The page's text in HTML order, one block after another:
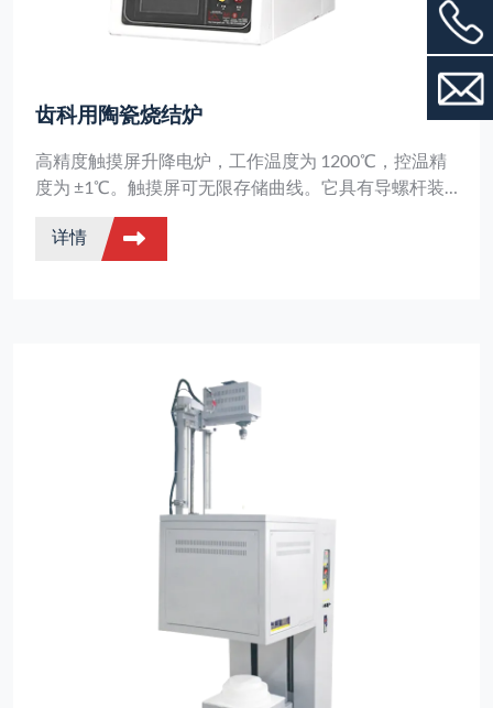
齿科用陶瓷烧结炉
高精度触摸屏升降电炉，工作温度为 1200℃，控温精
度为 ±1℃。触摸屏可无限存储曲线。它具有导螺杆装
卸、空气冷却和耐酸碱等特点，适用于精密的实验室实
验。
详情